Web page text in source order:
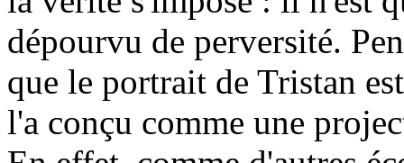
dépourvu de perversité.
que le portrait de Tristan
l'a conçu comme une